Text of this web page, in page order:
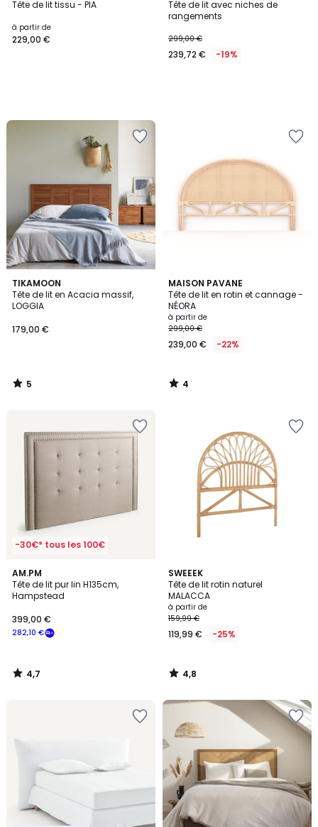
Tête de lit tissu - PIA
à partir de
229,00 €
Tête de lit avec niches de
rangements
299,00 €
239,72 € -19%
TIKAMOON
Tête de lit en Acacia massif,
LOGGIA
179,00 €
5
/
5
5
/
MAISON PAVANE
Tête de lit en rotin et cannage -
NÉORA
à partir de
299,00 €
239,00 € -22%
4
/
5
4
/
-30€* tous les 100€
AM.PM
Tête de lit pur lin H135cm,
Hampstead
282,10 €
399,00 €
4,7
/ 5
4,7
/
SWEEEK
Tête de lit rotin naturel
MALACCA
à partir de
159,99 €
119,99 € -25%
4,8
/ 5
4,8
/